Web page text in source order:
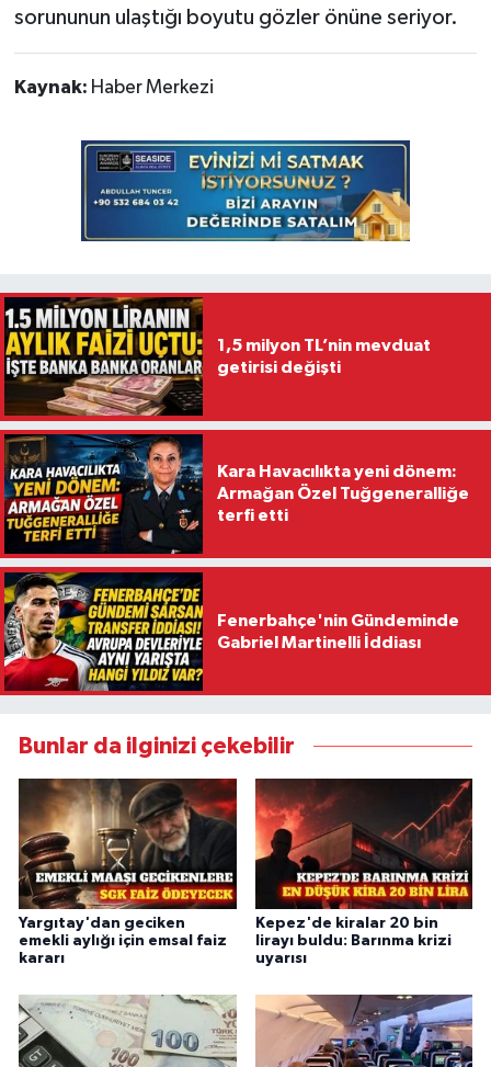
sorununun ulaştığı boyutu gözler önüne seriyor.
Kaynak: Haber Merkezi
1,5 milyon TL’nin mevduat
getirisi değişti
Kara Havacılıkta yeni dönem:
Armağan Özel Tuğgeneralliğe
terfi etti
Fenerbahçe'nin Gündeminde
Gabriel Martinelli İddiası
Bunlar da ilginizi çekebilir
Yargıtay'dan geciken
emekli aylığı için emsal faiz
kararı
Kepez'de kiralar 20 bin
lirayı buldu: Barınma krizi
uyarısı